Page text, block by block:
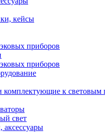
кейсы
приборов
приборов
комплектующие к световым
свет
аксессуары